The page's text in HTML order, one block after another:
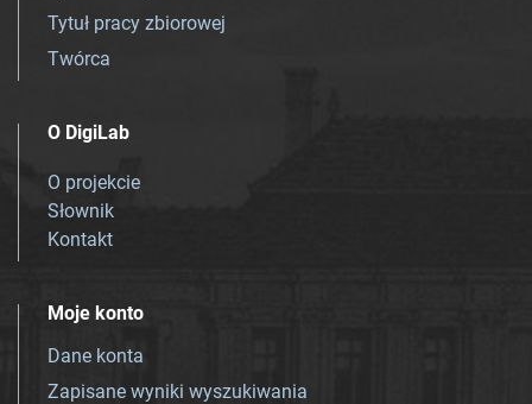
Tytuł pracy zbiorowej
Twórca
O DigiLab
O projekcie
Słownik
Kontakt
Moje konto
Dane konta
Zapisane wyniki wyszukiwania